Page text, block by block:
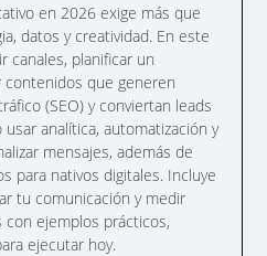
en 2026 exige más que
datos y creatividad. En este
canales, planificar un
contenidos que generen
(SEO) y conviertan leads
analítica, automatización y
mensajes, además de
para nativos digitales. Incluye
tu comunicación y medir
con ejemplos prácticos,
ejecutar hoy.